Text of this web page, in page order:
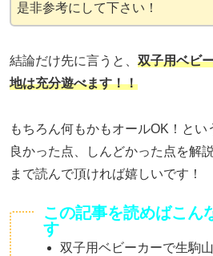
是非参考にして下さい！
結論だけ先に言うと、 双子用ベビ
地は充分遊べます！！
もちろん何もかもオールOK！とい
良かった点、しんどかった点を解
まで読んで頂ければ嬉しいです！
この記事を読めばこん
す
双子用ベビーカーで生駒